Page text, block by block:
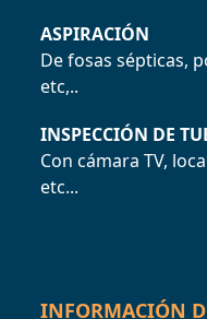
ASPIRACIÓN
De fosas sépticas,
etc,..
INSPECCIÓN DE
Con cámara TV,
etc...
INFORMACIÓN